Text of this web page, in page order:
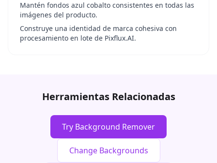
Mantén fondos azul cobalto consistentes en todas las
imágenes del producto.
Construye una identidad de marca cohesiva con
procesamiento en lote de Pixflux.AI.
Herramientas Relacionadas
Try Background Remover
Change Backgrounds